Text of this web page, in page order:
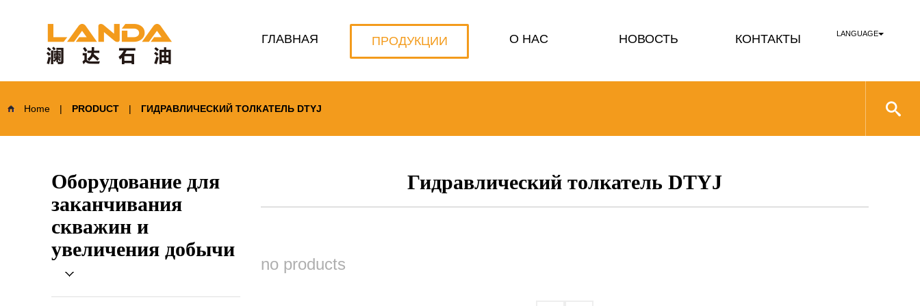
LANGUAGE
ГЛАВНАЯ ПРОДУКЦИИ О НАС НОВОСТЬ КОНТАКТЫ
Home | PRODUCT | ГИДРАВЛИЧЕСКИЙ ТОЛКАТЕЛЬ DTYJ
Оборудование для
заканчивания
скважин и
увеличения добычи
Гидравлический толкатель DTYJ
no products